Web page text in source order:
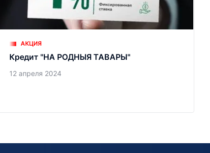
АКЦИЯ
Кредит "НА РОДНЫЯ ТАВАРЫ"
12 апреля 2024